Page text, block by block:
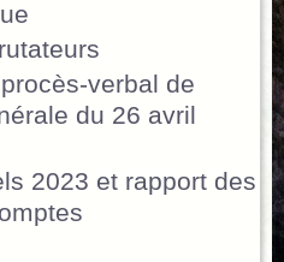
verbal de
du 26 avril
2023 et rapport des